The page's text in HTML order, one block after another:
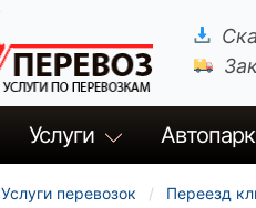
Услуги Автопарк
Услуги перевозок Переезд